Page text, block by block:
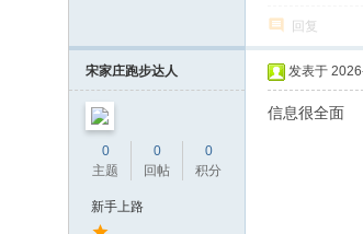
回复
宋家庄跑步达人
0
主题
0
回帖
0
积分
新手上路
发表于
信息很全面